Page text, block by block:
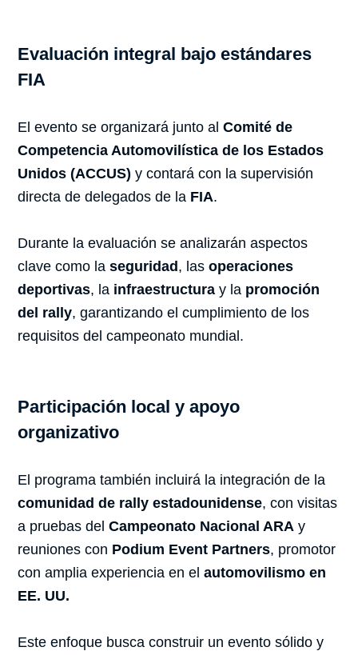
Evaluación integral bajo estándares
FIA
El evento se organizará junto alComité de
Competencia Automovilística de los Estados
Unidos (ACCUS) y contará con la supervisión
directa de delegados de la FIA.
Durante la evaluación se analizarán aspectos
clave como laseguridad, lasoperaciones
deportivas, la infraestructura y la promoción
del rally, garantizando el cumplimiento de los
requisitos del campeonato mundial.
Participación local y apoyo
organizativo
El programa también incluirá la integración de la
comunidad de rally estadounidense, con visitas
a pruebas delCampeonato Nacional ARA y
reuniones con Podium Event Partners, promotor
con amplia experiencia en elautomovilismo en
EE. UU.
Este enfoque busca construir un evento sólido y